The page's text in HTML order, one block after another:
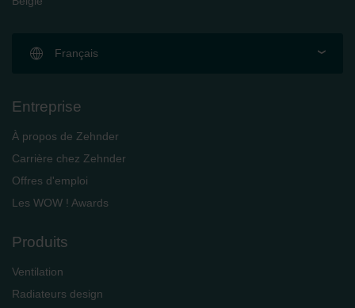
Français
Entreprise
À propos de Zehnder
Carrière chez Zehnder
Offres d'emploi
Les WOW ! Awards
Produits
Ventilation
Radiateurs design